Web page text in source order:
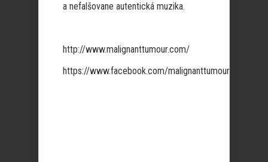
a nefalšovane autentická muzika.
http://www.malignanttumour.com/
https://www.facebook.com/malignanttumour